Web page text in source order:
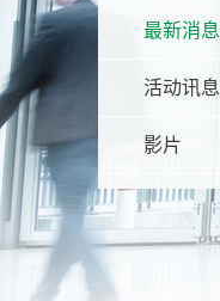
最新消息
活动讯息
影片